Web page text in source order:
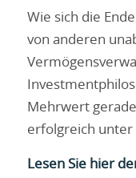
Wie sich die
von anderen
Mehrwert
erfolgreich unter
Lesen Sie hier